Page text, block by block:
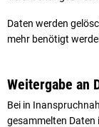
Daten werden
mehr benötigt
Weitergabe an
Bei in
gesammelten Daten